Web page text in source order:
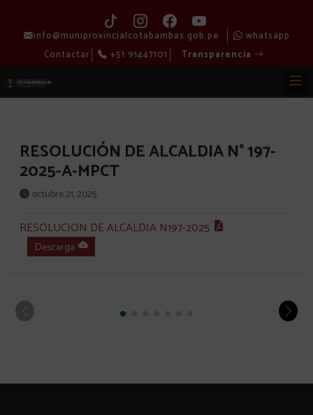
info@muniprovincialcotabambas.gob.pe
whatsapp
Contactar
+51 91447101 Transparencia
RESOLUCIÓN DE ALCALDIA N° 197-
2025-A-MPCT
octubre 21, 2025
RESOLUCION DE ALCALDIA N197-2025
Descarga